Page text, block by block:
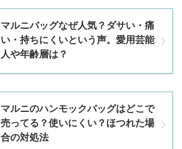
マルニバッグなぜ人気？ダサい・痛
い・持ちにくいという声。愛用芸能
人や年齢層は？
マルニのハンモックバッグはどこで
売ってる？使いにくい？ほつれた場
合の対処法